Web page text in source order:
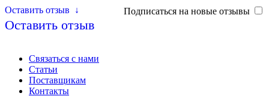
Подписаться на новые отзывы
Оставить отзыв ↓
Оставить отзыв
Связаться с нами
Статьи
Поставщикам
Контакты